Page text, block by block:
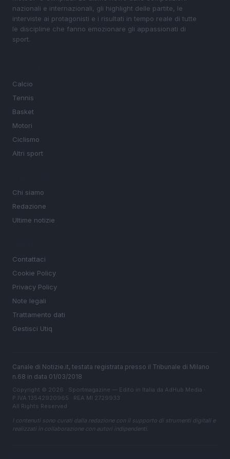
nazionali e internazionali, gli highlight delle partite, le
interviste ai protagonisti e i risultati in tempo reale di tutte
le discipline che fanno emozionare gli appassionati di
sport.
Calcio
Tennis
Basket
Motori
Ciclismo
Altri sport
Chi siamo
Redazione
Ultime notizie
Contattaci
Cookie Policy
Privacy Policy
Note legali
Trattamento dati
Gestisci Utiq
Canale di Notizie.it, testata registrata presso il Tribunale di Milano
n.68 in data 01/03/2018
Copyright © 2026 · Sportmagazine — Edito in Italia da AdHub Media
P.IVA 13542920965 · REA MI 2729933
All Rights Reserved
I contenuti sono curati dalla redazione con il supporto di strumenti digitali e
realizzati in collaborazione con autori indipendenti.